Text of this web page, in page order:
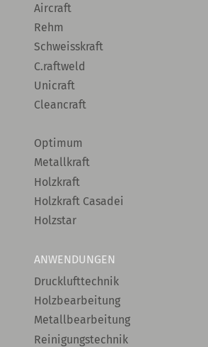
Aircraft
Rehm
Schweisskraft
C.raftweld
Unicraft
Cleancraft
Optimum
Metallkraft
Holzkraft
Holzkraft Casadei
Holzstar
ANWENDUNGEN
Drucklufttechnik
Holzbearbeitung
Metallbearbeitung
Reinigungstechnik